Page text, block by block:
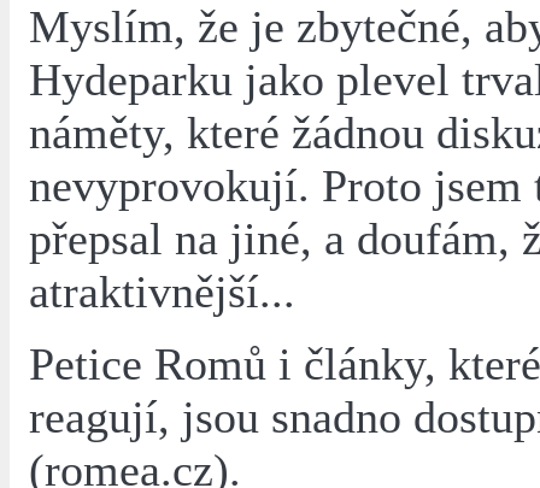
Myslím, že je zbytečné,
Hydeparku jako plevel
náměty, které žádnou
nevyprovokují. Proto jsem
přepsal na jiné, a doufám,
atraktivnější...
Petice Romů i články,
reagují, jsou snadno
(romea.cz).